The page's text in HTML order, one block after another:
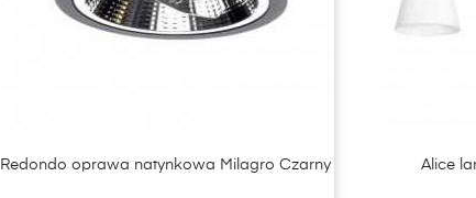
Redondo oprawa natynkowa Milagro Czarny Alice